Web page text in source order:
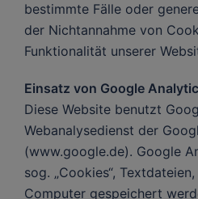
bestimmte Fälle oder
der Nichtannahme von
Funktionalität unserer
Einsatz von Google
Diese Website benutzt
Webanalysedienst der
(www.google.de). Google
sog. „Cookies“,
Computer gespeichert